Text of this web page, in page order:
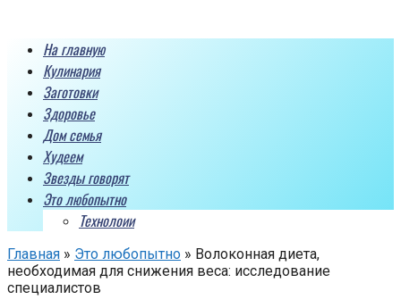
контентуНа главную
Кулинария
Заготовки
Здоровье
Дом семья
Худеем
Звезды говорят
Это любопытно
Технолоии
Главная » Это любопытно » Волоконная диета,
необходимая для снижения веса: исследование
специалистов